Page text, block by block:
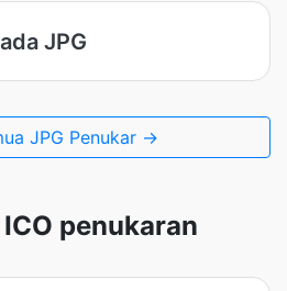
JPG
JPG Penukar →
penukaran